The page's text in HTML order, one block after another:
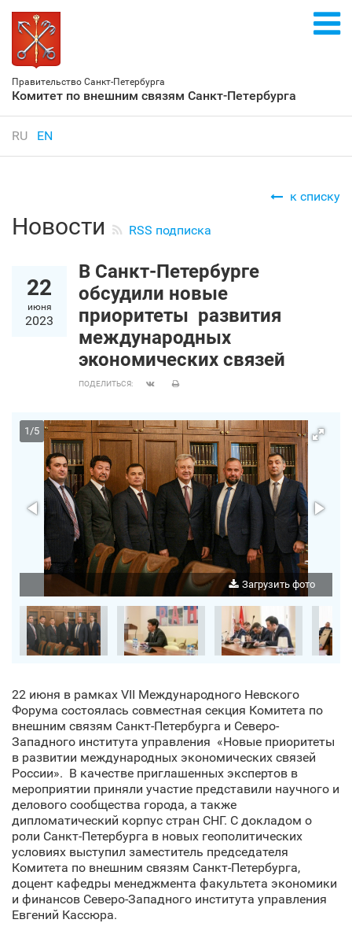
Правительство Санкт‑Петербурга
Комитет по внешним связям Санкт‑Петербурга
RU EN
к списку
Новости RSS подписка
22
июня
2023
В Санкт‑Петербурге
обсудили новые
приоритеты развития
международных
экономических связей
ПОДЕЛИТЬСЯ:
Загрузить фото
1/5
22 июня в рамках VII Международного Невского
Форума состоялась совместная секция Комитета по
внешним связям Санкт‑Петербурга и Северо-
Западного института управления «Новые приоритеты
в развитии международных экономических связей
России». В качестве приглашенных экспертов в
мероприятии приняли участие представили научного и
делового сообщества города, а также
дипломатический корпус стран СНГ. С докладом о
роли Санкт‑Петербурга в новых геополитических
условиях выступил заместитель председателя
Комитета по внешним связям Санкт‑Петербурга,
доцент кафедры менеджмента факультета экономики
и финансов Северо-Западного института управления
Евгений Кассюра.